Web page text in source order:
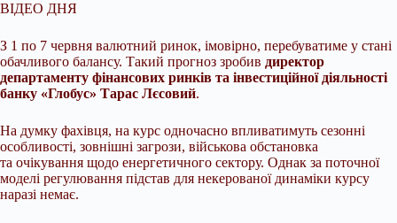
ВІДЕО ДНЯ
З 1 по 7 червня валютний ринок, імовірно, перебуватиме у стані
обачливого балансу. Такий прогноз зробив директор
департаменту фінансових ринків та інвестиційної діяльності
банку «Глобус» Тарас Лєсовий.
На думку фахівця, на курс одночасно впливатимуть сезонні
особливості, зовнішні загрози, військова обстановка
та очікування щодо енергетичного сектору. Однак за поточної
моделі регулювання підстав для некерованої динаміки курсу
наразі немає.